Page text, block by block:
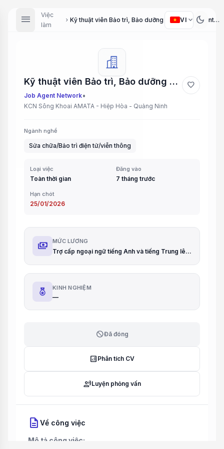
menu
Việc
làm
chevron_right Kỹ thuật viên Bảo trì, Bảo dưỡng SMT (SMT Maintenance Technician)
VI expand_more dark_mode
Kỹ thuật viên Bảo trì, Bảo dưỡng SMT (SMT Maintenance Technician)
Job Agent Network•
KCN Sông Khoai AMATA - Hiệp Hòa - Quảng Ninh
favorite
Ngành nghề
Sửa chữa/Bảo trì điện tử/viễn thông
Loại việc
Toàn thời gian
Đăng vào
7 tháng trước
Hạn chót
25/01/2026
payments MỨC LƯƠNG
Trợ cấp ngoại ngữ tiếng Anh và tiếng Trung lên đến 6.5 triệu/tháng
KINH NGHIỆM
—
blockĐã đóng
analytics Phân tích CV
record_voice_overLuyện phỏng vấn
description Về công việc
Mô tả công việc: